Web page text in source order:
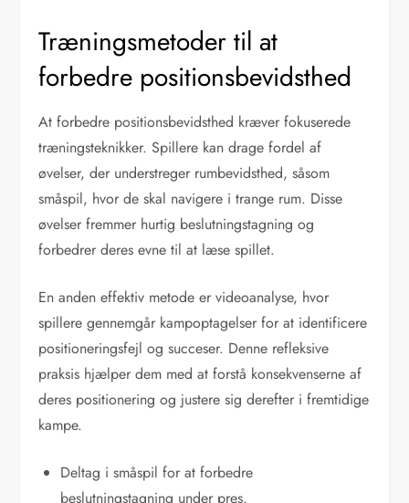
Træningsmetoder til at
forbedre positionsbevidsthed
At forbedre positionsbevidsthed kræver fokuserede
træningsteknikker. Spillere kan drage fordel af
øvelser, der understreger rumbevidsthed, såsom
småspil, hvor de skal navigere i trange rum. Disse
øvelser fremmer hurtig beslutningstagning og
forbedrer deres evne til at læse spillet.
En anden effektiv metode er videoanalyse, hvor
spillere gennemgår kampoptagelser for at identificere
positioneringsfejl og succeser. Denne refleksive
praksis hjælper dem med at forstå konsekvenserne af
deres positionering og justere sig derefter i fremtidige
kampe.
Deltag i småspil for at forbedre
beslutningstagning under pres.